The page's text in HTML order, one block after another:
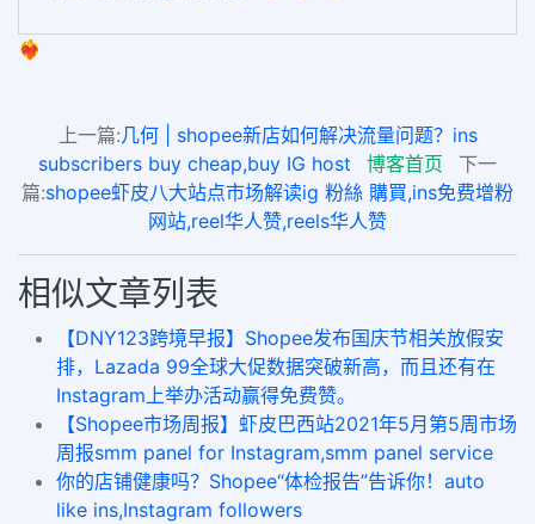
❤️‍🔥
上一篇:几何 | shopee新店如何解决流量问题？ins
subscribers buy cheap,buy IG host
博客首页
下一
篇:shopee虾皮八大站点市场解读ig 粉絲 購買,ins免费增粉
网站,reel华人赞,reels华人赞
相似文章列表
【DNY123跨境早报】Shopee发布国庆节相关放假安
排，Lazada 99全球大促数据突破新高，而且还有在
Instagram上举办活动赢得免费赞。
【Shopee市场周报】虾皮巴西站2021年5月第5周市场
周报smm panel for Instagram,smm panel service
你的店铺健康吗？Shopee“体检报告”告诉你！auto
like ins,Instagram followers